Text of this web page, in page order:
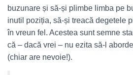
buzunare și să-și plimbe limba pe
inutil poziția, să-și treacă degetele
în vreun fel. Acestea sunt semne
că – dacă vrei – nu ezita să-l
(chiar are nevoie!).